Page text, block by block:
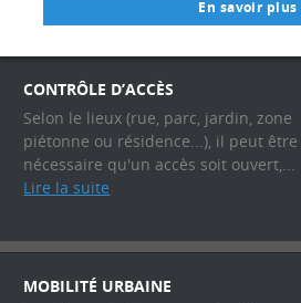
En savoir plus
CONTRÔLE D’ACCÈS
Selon le lieux (rue, parc, jardin, zone
piétonne ou résidence...), il peut être
nécessaire qu'un accès soit ouvert,...
Lire la suite
MOBILITÉ URBAINE